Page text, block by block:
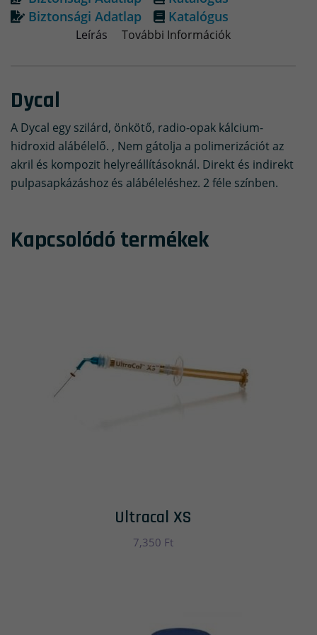
Biztonsági Adatlap
Katalógus
Leírás További Információk
Dycal
A Dycal egy szilárd, önkötő, radio-opak kálcium-
hidroxid alábélelő. , Nem gátolja a polimerizációt az
akril és kompozit helyreállításoknál. Direkt és indirekt
pulpasapkázáshoz és alábéleléshez. 2 féle színben.
Kapcsolódó termékek
Ultracal XS
7,350 Ft